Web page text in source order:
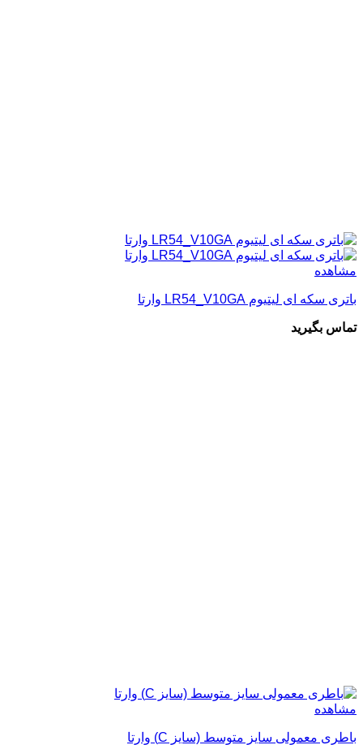
مشاهده
باتری سکه ای لیتیوم LR54_V10GA وارتا
تماس بگیرید
مشاهده
باطری معمولی سایز متوسط (سایز C) وارتا